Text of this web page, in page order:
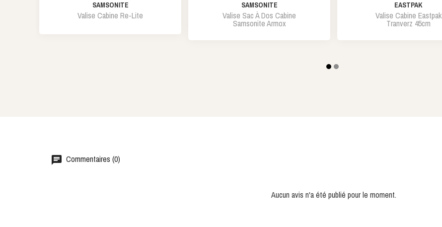
SAMSONITE
Valise Cabine Re-Lite
SAMSONITE
Valise Sac À Dos Cabine
Samsonite Armox
EASTPAK
Valise Cabine Eastpak
Tranverz 45cm
Commentaires (0)
Aucun avis n'a été publié pour le moment.